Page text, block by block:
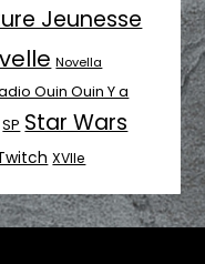
Jeunesse
Novella
Ouin Ouin Y a
SP Star Wars
XVIIe